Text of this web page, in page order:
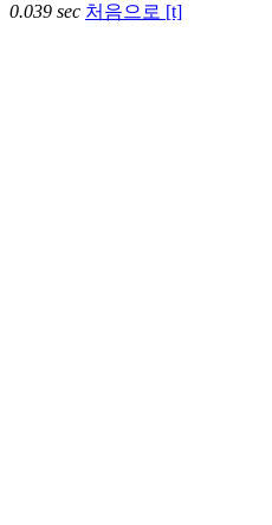
0.039 sec 처음으로 [t]